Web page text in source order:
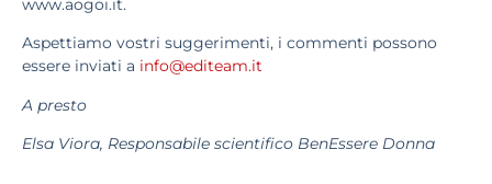
www.aogoi.it.
Aspettiamo vostri suggerimenti, i commenti possono
essere inviati a info@editeam.it
A presto
Elsa Viora, Responsabile scientifico BenEssere Donna